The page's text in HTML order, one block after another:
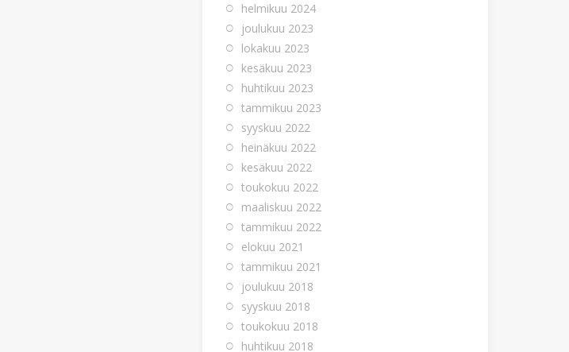
helmikuu 2024
joulukuu 2023
lokakuu 2023
kesäkuu 2023
huhtikuu 2023
tammikuu 2023
syyskuu 2022
heinäkuu 2022
kesäkuu 2022
toukokuu 2022
maaliskuu 2022
tammikuu 2022
elokuu 2021
tammikuu 2021
joulukuu 2018
syyskuu 2018
toukokuu 2018
huhtikuu 2018